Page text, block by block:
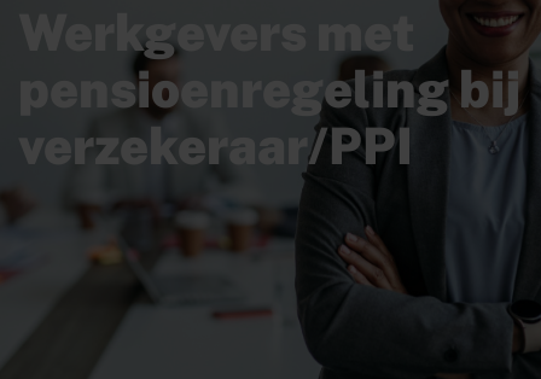
Werkgevers met
pensioenregeling bij
verzekeraar/PPI